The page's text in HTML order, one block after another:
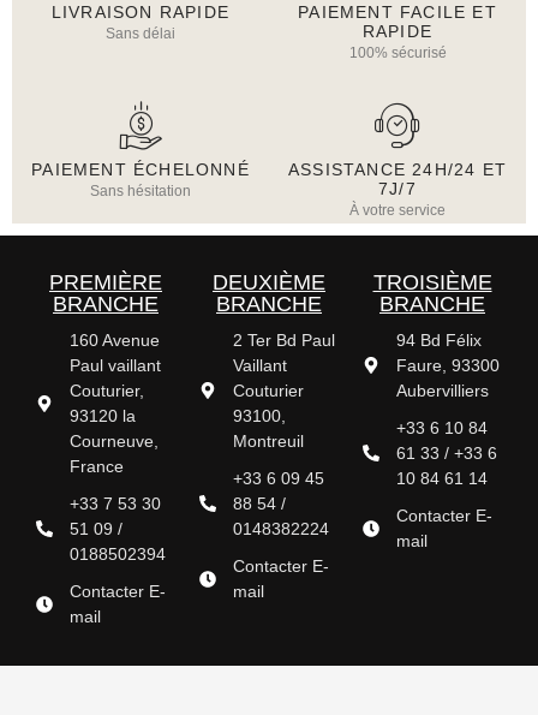
LIVRAISON RAPIDE
Sans délai
PAIEMENT FACILE ET
RAPIDE
100% sécurisé
PAIEMENT ÉCHELONNÉ
Sans hésitation
ASSISTANCE 24H/24 ET
7J/7
À votre service
PREMIÈRE
BRANCHE
160 Avenue
Paul vaillant
Couturier,
93120 la
Courneuve,
France
+33 7 53 30
51 09 /
0188502394
Contacter E-
mail
DEUXIÈME
BRANCHE
2 Ter Bd Paul
Vaillant
Couturier
93100,
Montreuil
+33 6 09 45
88 54 /
0148382224
Contacter E-
mail
TROISIÈME
BRANCHE
94 Bd Félix
Faure, 93300
Aubervilliers
+33 6 10 84
61 33 / +33 6
10 84 61 14
Contacter E-
mail